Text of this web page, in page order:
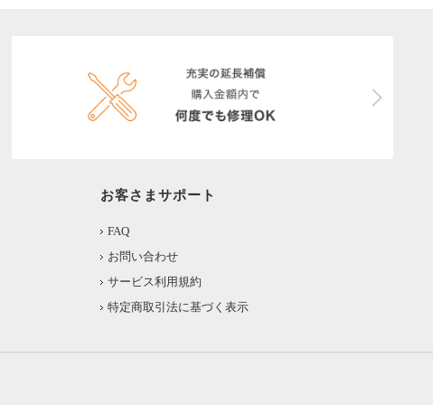
お客さまサポート
FAQ
お問い合わせ
サービス利用規約
特定商取引法に基づく表示